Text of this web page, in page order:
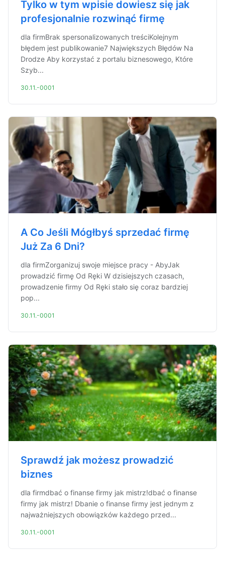
Tylko w tym wpisie dowiesz się jak
profesjonalnie rozwinąć firmę
dla firmBrak spersonalizowanych treściKolejnym
błędem jest publikowanie7 Największych Błędów Na
Drodze Aby korzystać z portalu biznesowego, Które
Szyb...
30.11.-0001
A Co Jeśli Mógłbyś sprzedać firmę
Już Za 6 Dni?
dla firmZorganizuj swoje miejsce pracy - AbyJak
prowadzić firmę Od Ręki W dzisiejszych czasach,
prowadzenie firmy Od Ręki stało się coraz bardziej
pop...
30.11.-0001
Sprawdź jak możesz prowadzić
biznes
dla firmdbać o finanse firmy jak mistrz!dbać o finanse
firmy jak mistrz! Dbanie o finanse firmy jest jednym z
najważniejszych obowiązków każdego przed...
30.11.-0001